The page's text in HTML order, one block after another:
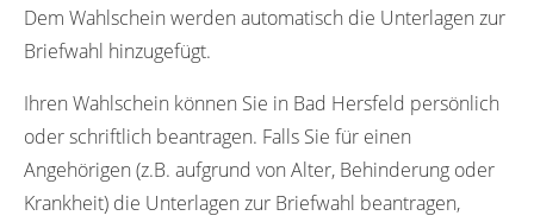
Dem Wahlschein werden automatisch die Unterlagen zur
Briefwahl hinzugefügt.
Ihren Wahlschein können Sie in Bad Hersfeld persönlich
oder schriftlich beantragen. Falls Sie für einen
Angehörigen (z.B. aufgrund von Alter, Behinderung oder
Krankheit) die Unterlagen zur Briefwahl beantragen,